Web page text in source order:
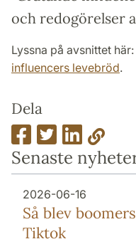
och redogörelser
Lyssna på avsnittet här:
influencers levebröd.
Dela
Senaste
2026-06-16
Så blev
Tiktok